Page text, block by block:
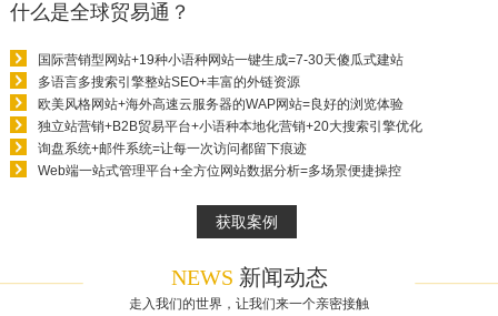
什么是全球贸易通？
国际营销型网站+19种小语种网站一键生成=7-30天傻瓜式建站
多语言多搜索引擎整站SEO+丰富的外链资源
欧美风格网站+海外高速云服务器的WAP网站=良好的浏览体验
独立站营销+B2B贸易平台+小语种本地化营销+20大搜索引擎优化
询盘系统+邮件系统=让每一次访问都留下痕迹
Web端一站式管理平台+全方位网站数据分析=多场景便捷操控
获取案例
NEWS 新闻动态
走入我们的世界，让我们来一个亲密接触